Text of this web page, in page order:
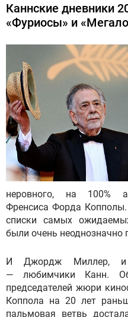
Каннские дневники
«Фуриосы» и
неровного, на 100%
Френсиса Форда
списки самых
были очень неоднозначно
И Джордж Миллер, и
— любимчики Канн.
председателей жюри
Коппола на 20 лет
пальмовая ветвь